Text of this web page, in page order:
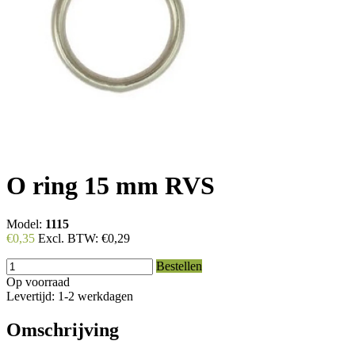
O ring 15 mm RVS
Model: 1115
€0,35 Excl. BTW: €0,29
Bestellen
Op voorraad
Levertijd: 1-2 werkdagen
Omschrijving